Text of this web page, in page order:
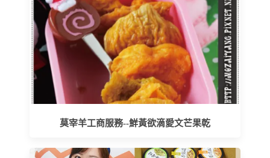
莫宰羊工商服務--鮮黃欲滴愛文芒果乾